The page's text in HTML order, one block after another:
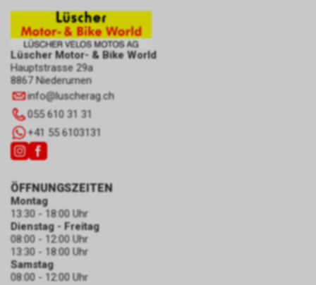
Lüscher Motor- & Bike World
Hauptstrasse 29a
8867 Niederurnen
info@luscherag.ch
055 610 31 31
+41 55 6103131
ÖFFNUNGSZEITEN
Montag
13:30 - 18:00 Uhr
Dienstag - Freitag
08:00 - 12:00 Uhr
13:30 - 18:00 Uhr
Samstag
08:00 - 12:00 Uhr